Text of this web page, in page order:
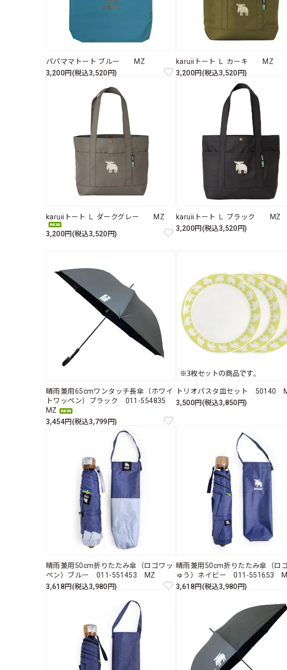
パパママトート ブルー MZ
3,200円(税込3,520円)
karuiiトート Ｌ カーキ MZ
3,200円(税込3,520円)
karuiiトート Ｌ ダークグレー MZ
3,200円(税込3,520円)
karuiiトート Ｌ ブラック MZ
3,200円(税込3,520円)
晴雨兼用65cmワンタッチ長傘（ホワイ
トワッペン）ブラック 011-554835
MZ
3,454円(税込3,799円)
トリオパスタ皿セット 50140
3,500円(税込3,850円)
晴雨兼用50cm折りたたみ傘（ロゴワッ
ペン）ブルー 011-551453 MZ
3,618円(税込3,980円)
晴雨兼用50cm折りたたみ傘（ロ
ゅう）ネイビー 011-551653
3,618円(税込3,980円)